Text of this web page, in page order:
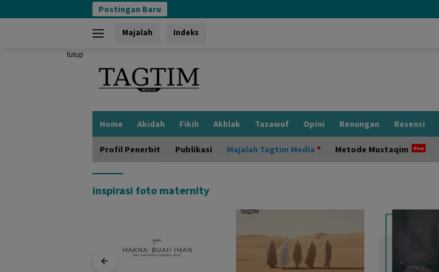
ke
Postingan Baru
Majalah Indeks
tutup
Home Akidah Fikih Akhlak Tasawuf Opini Renungan Resensi
Profil Penerbit Publikasi Majalah Tagtim Media Metode Mustaqim
inspirasi foto maternity